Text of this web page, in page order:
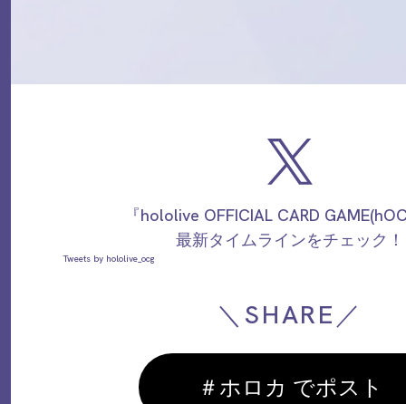
『hololive OFFICIAL CARD
最新タイムラインをチェック！
Tweets by hololive_ocg
＼SHARE／
＃ホロカ でポスト